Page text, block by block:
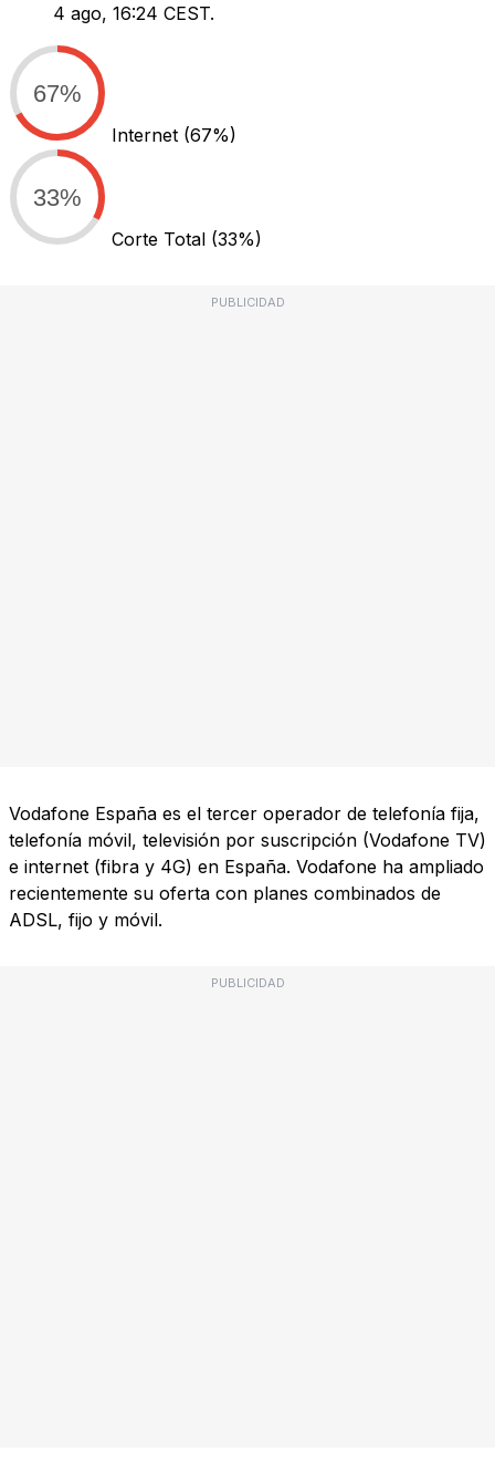
4 ago, 16:24 CEST.
67%
Internet (67%)
33%
Corte Total (33%)
PUBLICIDAD
Vodafone España es el tercer operador de telefonía fija,
telefonía móvil, televisión por suscripción (Vodafone TV)
e internet (fibra y 4G) en España. Vodafone ha ampliado
recientemente su oferta con planes combinados de
ADSL, fijo y móvil.
PUBLICIDAD